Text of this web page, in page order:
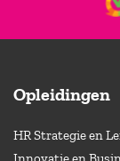
Opleidingen
HR Strategie en